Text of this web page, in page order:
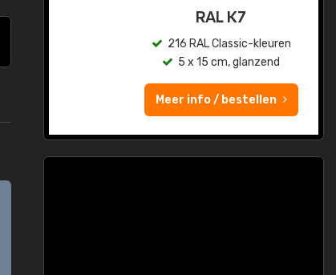
RAL K7
216 RAL Classic-kleuren
5 x 15 cm, glanzend
Meer info / bestellen